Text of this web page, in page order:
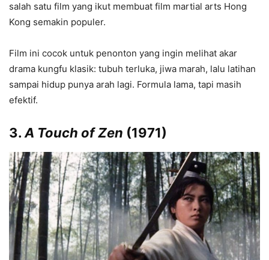
salah satu film yang ikut membuat film martial arts Hong
Kong semakin populer.
Film ini cocok untuk penonton yang ingin melihat akar
drama kungfu klasik: tubuh terluka, jiwa marah, lalu latihan
sampai hidup punya arah lagi. Formula lama, tapi masih
efektif.
3.A Touch of Zen (1971)